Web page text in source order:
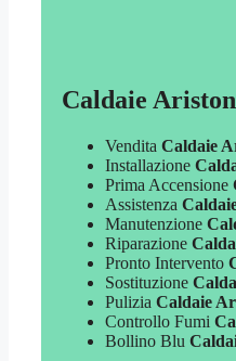
Caldaie Ariston
Vendita Caldaie
Installazione
Prima Accensione
Assistenza
Manutenzione
Riparazione
Pronto Intervento
Sostituzione
Pulizia Caldaie
Controllo Fumi
Bollino Blu